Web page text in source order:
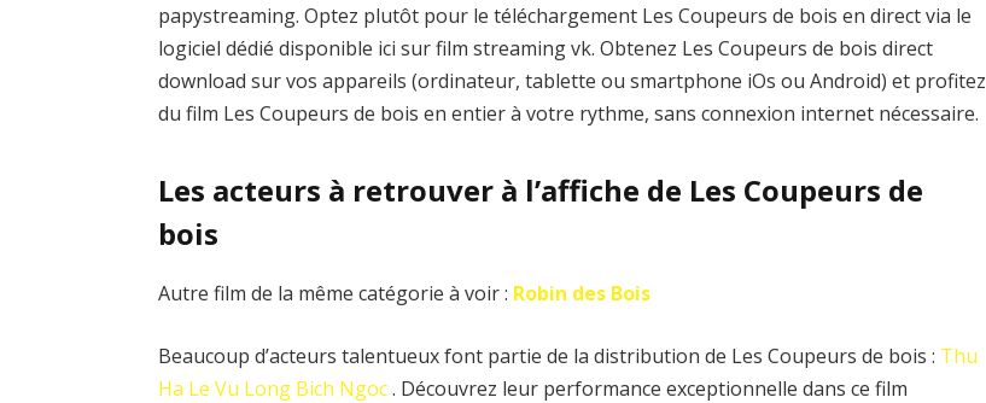
papystreaming. Optez plutôt pour le téléchargement Les Coupeurs de bois en direct via le
logiciel dédié disponible ici sur film streaming vk. Obtenez Les Coupeurs de bois direct
download sur vos appareils (ordinateur, tablette ou smartphone iOs ou Android) et profitez
du film Les Coupeurs de bois en entier à votre rythme, sans connexion internet nécessaire.
Les acteurs à retrouver à l’affiche de Les Coupeurs de
bois
Autre film de la même catégorie à voir : Robin des Bois
Beaucoup d’acteurs talentueux font partie de la distribution de Les Coupeurs de bois : Thu
Ha Le Vu Long Bich Ngoc. Découvrez leur performance exceptionnelle dans ce film